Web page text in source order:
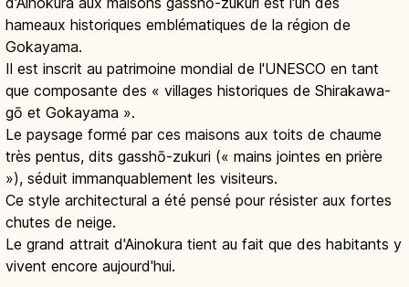
hameaux historiques emblématiques de la région de
Gokayama.
Il est inscrit au patrimoine mondial de l'UNESCO en tant
que composante des « villages historiques de Shirakawa-
gō et Gokayama ».
Le paysage formé par ces maisons aux toits de chaume
très pentus, dits gasshō-zukuri (« mains jointes en prière
»), séduit immanquablement les visiteurs.
Ce style architectural a été pensé pour résister aux fortes
chutes de neige.
Le grand attrait d'Ainokura tient au fait que des habitants y
vivent encore aujourd'hui.